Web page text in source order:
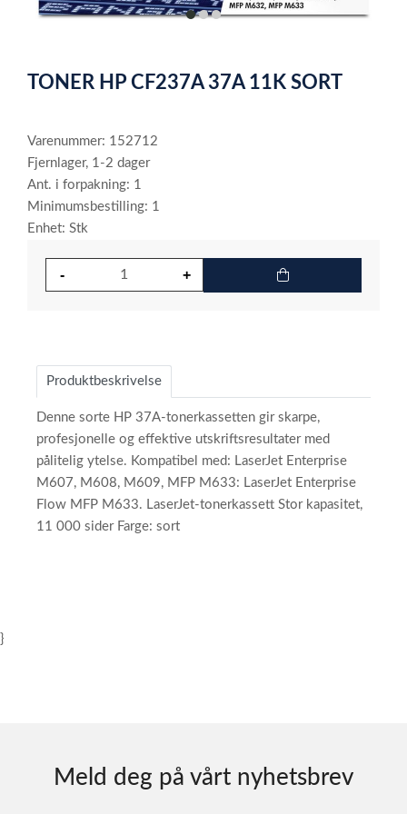
itemitemitem
of
TONER HP CF237A 37A 11K SORT
Varenummer: 152712
Fjernlager, 1-2 dager
Ant. i forpakning: 1
Minimumsbestilling: 1
Enhet: Stk
Produktbeskrivelse
Denne sorte HP 37A-tonerkassetten gir skarpe,
profesjonelle og effektive utskriftsresultater med
pålitelig ytelse. Kompatibel med: LaserJet Enterprise
M607, M608, M609, MFP M633: LaserJet Enterprise
Flow MFP M633. LaserJet-tonerkassett Stor kapasitet,
11 000 sider Farge: sort
}
Meld deg på vårt nyhetsbrev